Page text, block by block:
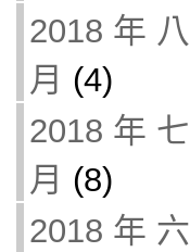
2018 年 八
月 (4)
2018 年 七
月 (8)
2018 年 六